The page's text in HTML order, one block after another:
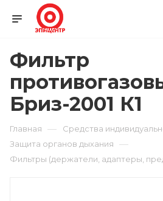
Фильтр
Бриз-2001 К1
Главная — Средства
Защита органов дыхания —
Фильтры (держатели, адаптеры,